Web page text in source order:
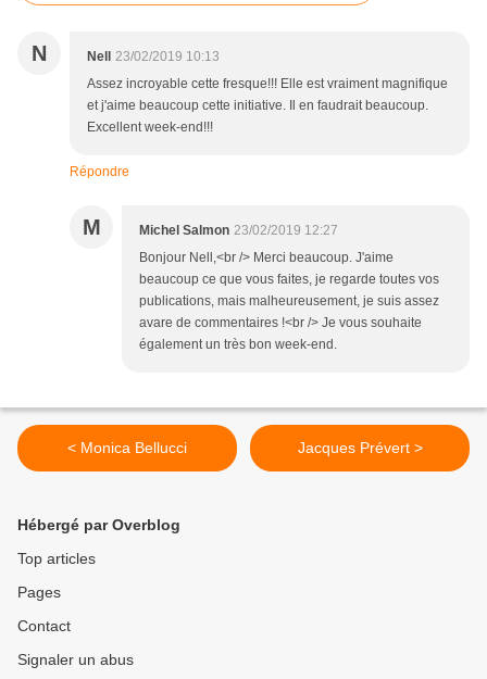
N Nell
23/02/2019 10:13
Assez incroyable cette fresque!!! Elle est vraiment magnifique
et j'aime beaucoup cette initiative. Il en faudrait beaucoup.
Excellent week-end!!!
Répondre
M Michel Salmon 23/02/2019 12:27
Bonjour Nell,<br /> Merci beaucoup. J'aime
beaucoup ce que vous faites, je regarde toutes vos
publications, mais malheureusement, je suis assez
avare de commentaires !<br /> Je vous souhaite
également un très bon week-end.
< Monica Bellucci Jacques Prévert >
Hébergé par Overblog
Top articles
Pages
Contact
Signaler un abus